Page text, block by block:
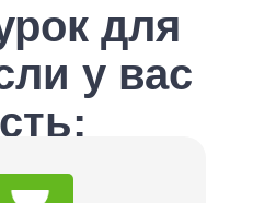
для
у вас